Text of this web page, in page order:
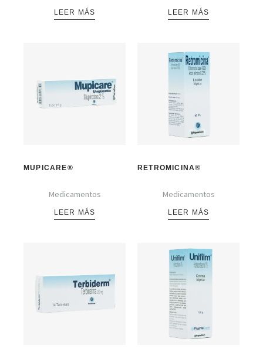
LEER MÁS LEER MÁS
MUPICARE®
Medicamentos
LEER MÁS
RETROMICINA®
Medicamentos
LEER MÁS